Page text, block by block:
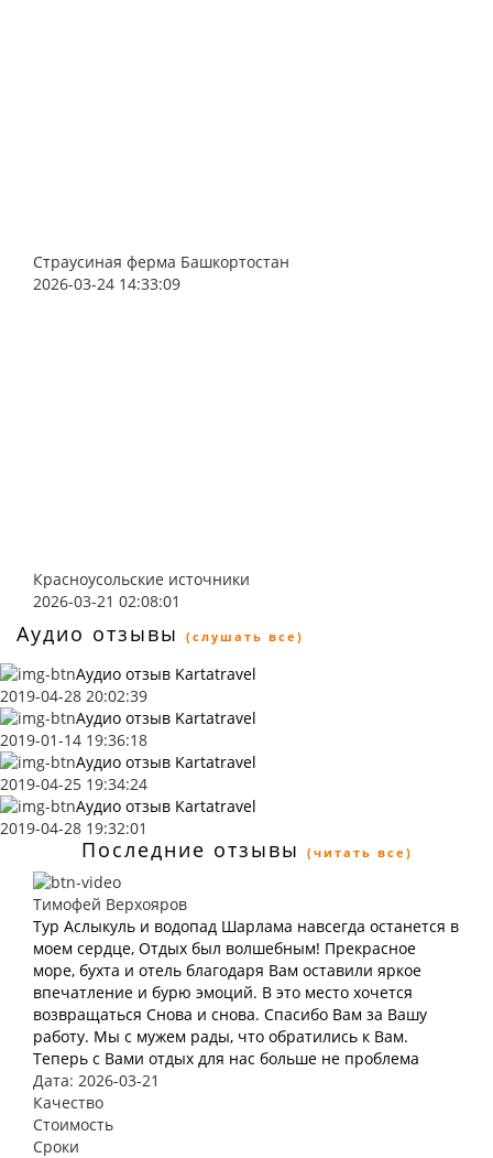
Страусиная ферма Башкортостан
2026-03-24 14:33:09
Красноусольские источники
2026-03-21 02:08:01
Аудио отзывы (слушать все)
Аудио отзыв Kartatravel
2019-04-28 20:02:39
Аудио отзыв Kartatravel
2019-01-14 19:36:18
Аудио отзыв Kartatravel
2019-04-25 19:34:24
Аудио отзыв Kartatravel
2019-04-28 19:32:01
Последние отзывы (читать все)
Тимофей Верхояров
Тур Аслыкуль и водопад Шарлама навсегда останется в
моем сердце, Отдых был волшебным! Прекрасное
море, бухта и отель благодаря Вам оставили яркое
впечатление и бурю эмоций. В это место хочется
возвращаться Снова и снова. Спасибо Вам за Вашу
работу. Мы с мужем рады, что обратились к Вам.
Теперь с Вами отдых для нас больше не проблема
Дата: 2026-03-21
Качество
Стоимость
Сроки